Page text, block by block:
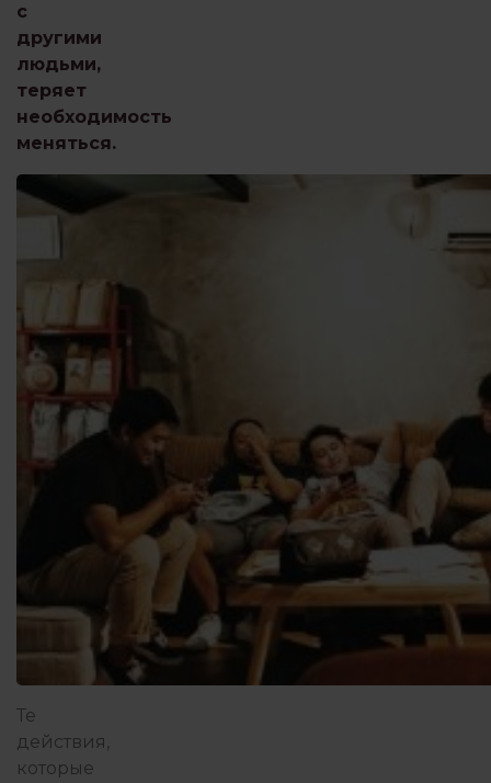
с
другими
людьми,
теряет
необходимость
меняться.
Те
действия,
которые